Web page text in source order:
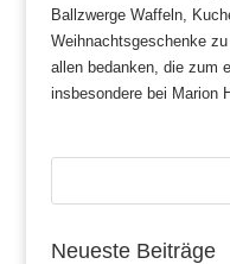
Ballzwerge Waffeln,
Weihnachtsgeschenke
allen bedanken, die zum
insbesondere bei Marion
Neueste Beiträge